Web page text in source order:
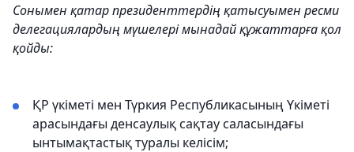
Сонымен қатар президенттердің қатысуымен ресми
делегациялардың мүшелері мынадай құжаттарға қол
қойды:
ҚР үкіметі мен Түркия Республикасының Үкіметі
арасындағы денсаулық сақтау саласындағы
ынтымақтастық туралы келісім;